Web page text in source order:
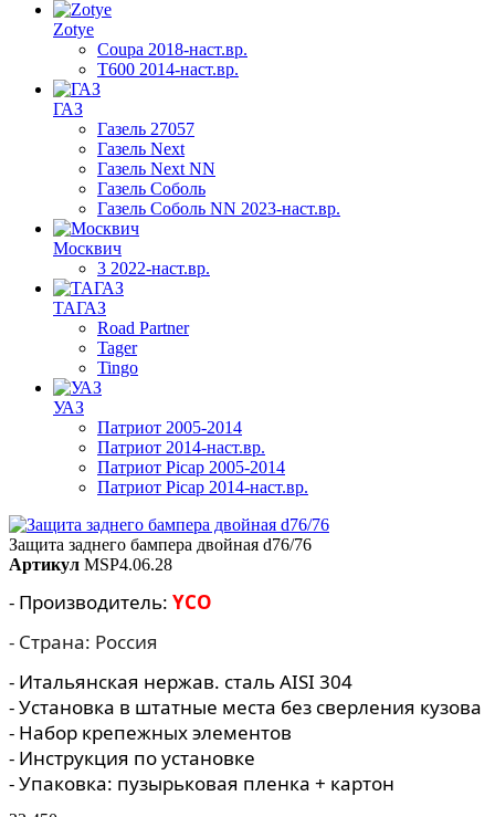
Zotye
Coupa 2018-наст.вр.
T600 2014-наст.вр.
ГАЗ
Газель 27057
Газель Next
Газель Next NN
Газель Соболь
Газель Соболь NN 2023-наст.вр.
Москвич
3 2022-наст.вр.
ТАГАЗ
Road Partner
Tager
Tingo
УАЗ
Патриот 2005-2014
Патриот 2014-наст.вр.
Патриот Picap 2005-2014
Патриот Picap 2014-наст.вр.
Защита заднего бампера двойная d76/76
Артикул MSP4.06.28
- Производитель: YCO
- Страна: Россия
- Итальянская нержав. сталь AISI 304
- Установка в штатные места без сверления кузова
- Набор крепежных элементов
- Инструкция по установке
- Упаковка: пузырьковая пленка + картон